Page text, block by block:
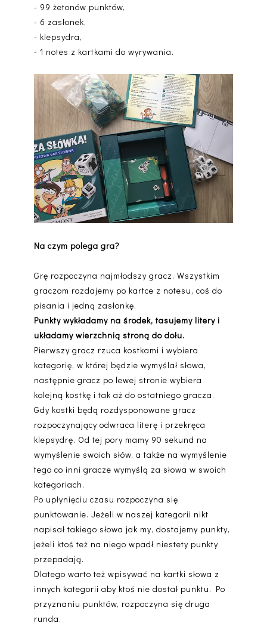
- 99 żetonów punktów,
- 6 zasłonek,
- klepsydra,
- 1 notes z kartkami do wyrywania.
Na czym polega gra?
Grę rozpoczyna najmłodszy gracz. Wszystkim
graczom rozdajemy po kartce z notesu, coś do
pisania i jedną zasłonkę.
Punkty wykładamy na środek, tasujemy litery i
układamy wierzchnią stroną do dołu.
Pierwszy gracz rzuca kostkami i wybiera
kategorię, w której będzie wymyślał słowa,
następnie gracz po lewej stronie wybiera
kolejną kostkę i tak aż do ostatniego gracza.
Gdy kostki będą rozdysponowane gracz
rozpoczynający odwraca literę i przekręca
klepsydrę. Od tej pory mamy 90 sekund na
wymyślenie swoich słów, a także na wymyślenie
tego co inni gracze wymyślą za słowa w swoich
kategoriach.
Po upłynięciu czasu rozpoczyna się
punktowanie. Jeżeli w naszej kategorii nikt
napisał takiego słowa jak my, dostajemy punkty,
jeżeli ktoś też na niego wpadł niestety punkty
przepadają.
Dlatego warto też wpisywać na kartki słowa z
innych kategorii aby ktoś nie dostał punktu. Po
przyznaniu punktów, rozpoczyna się druga
runda.